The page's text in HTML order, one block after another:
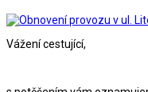
Vážení cestující,